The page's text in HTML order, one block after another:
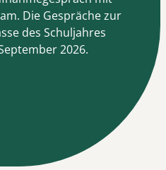
Die Gespräche zur
des Schuljahres
2026.